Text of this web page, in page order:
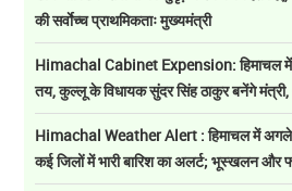
की सर्वाेच्च प्राथमिकताः मुख्यमंत्री
Himachal Cabinet Expension: हिमाचल में
तय, कुल्लू के विधायक सुंदर सिंह ठाकुर बनेंगे
Himachal Weather Alert : हिमाचल में अगले
कई जिलों में भारी बारिश का अलर्ट; भूस्खलन